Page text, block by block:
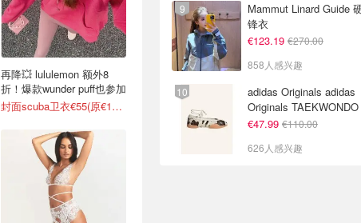
再降💥 lululemon 额外8
折！爆款wunder puff也参加
封面scuba卫衣€55(原€118）
Mammut Linard Guide
锋衣
€123.19 €270.00
858人感兴趣
adidas Originals adidas
Originals
芭蕾鞋 棕色米色
€47.99 €110.00
626人感兴趣